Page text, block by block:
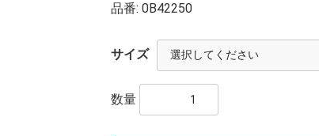
品番: 0B42250
サイズ
数量